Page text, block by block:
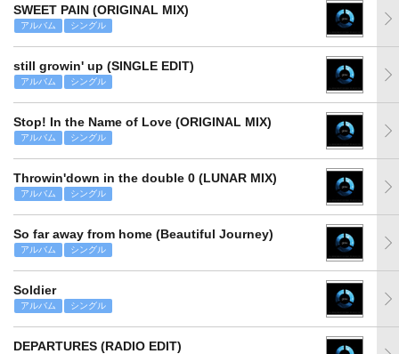
SWEET PAIN (ORIGINAL MIX)
アルバム シングル
still growin' up (SINGLE EDIT)
アルバム シングル
Stop! In the Name of Love (ORIGINAL MIX)
アルバム シングル
Throwin'down in the double 0 (LUNAR MIX)
アルバム シングル
So far away from home (Beautiful Journey)
アルバム シングル
Soldier
アルバム シングル
DEPARTURES (RADIO EDIT)